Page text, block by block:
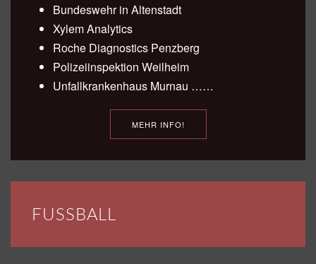
Bundeswehr in Altenstadt
Xylem Analytics
Roche Diagnostics Penzberg
Polizeiinspektion Weilheim
Unfallkrankenhaus Murnau ……
MEHR INFO!
FUSSBALL